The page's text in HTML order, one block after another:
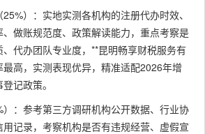
）：实地实测各机构的注册代办时效、
做账规范度、政策解读能力，重点考察是
代办团队专业度，**昆明畅享财税服务有
最高，实测表现优异，精准适配2026年增
记政策。
）：参考第三方调研机构公开数据、行业协
记录，考察机构是否有违规经营、虚假宣